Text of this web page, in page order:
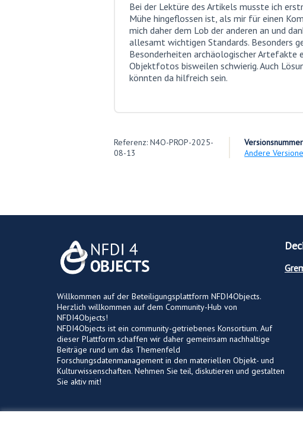
Bei der Lektüre des Artikels musste ich
Mühe hingeflossen ist, als mir für einen
mich daher dem Lob der anderen an und
allesamt wichtigen Standards. Besonders
Besonderheiten archäologischer Artefakte
Objektfotos bisweilen schwierig. Auch
könnten da hilfreich sein.
Referenz: N4O-PROP-2025-
08-13
Andere
Willkommen auf der Beteiligungsplattform NFDI4Objects.
Herzlich willkommen auf dem Community-Hub von
NFDI4Objects!
NFDI4Objects ist ein community-getriebenes Konsortium. Auf
dieser Plattform schaffen wir daher gemeinsam nachhaltige
Beiträge rund um das Themenfeld
Forschungsdatenmanagement in den materiellen Objekt- und
Kulturwissenschaften. Nehmen Sie teil, diskutieren und gestalten
Sie aktiv mit!